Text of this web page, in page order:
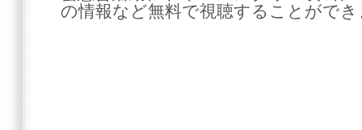
の情報など無料で視聴することがで